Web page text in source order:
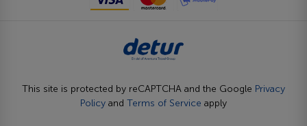
This site is protected by reCAPTCHA and the Google Privacy
Policy and Terms of Service apply